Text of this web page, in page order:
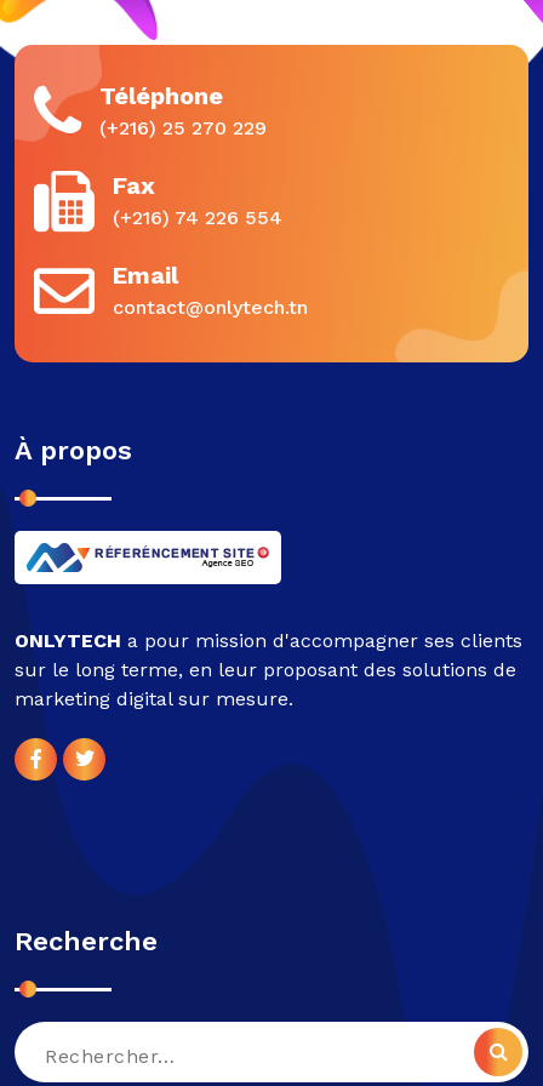
Téléphone
(+216) 25 270 229
Fax
(+216) 74 226 554
Email
contact@onlytech.tn
À propos
ONLYTECH a pour mission d'accompagner ses clients
sur le long terme, en leur proposant des solutions de
marketing digital sur mesure.
Recherche
Recherche